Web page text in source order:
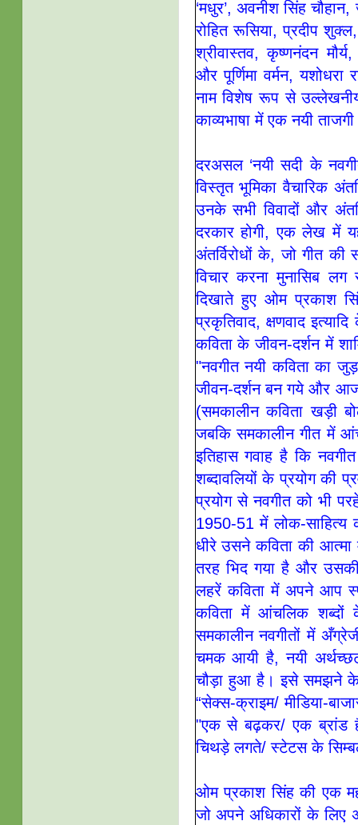
‘मधुर’, अवनीश सिंह चौहान,
रोहित रूसिया, प्रदीप
श्रीवास्तव, कृष्णनंदन
औरपूर्णिमा वर्मन,यशोधरा
नाम विशेष रूप से
काव्यभाषा में एक नयी
दरअसल ‘नयी सदी के
विस्तृत भूमिका वैचारिक
उनके सभी विवादों और
दरकार होगी, एक लेख में
अंतर्विरोधों के, जो गीत
विचार करना मुनासिब
दिखाते हुए ओम प्रकाश
प्रकृतिवाद, क्षणवाद
कविता के जीवन-दर्शन में
"नवगीत नयी कविता का
जीवन-दर्शन बन गये और
(समकालीन कविता खड़ी
जबकि समकालीन गीत में
इतिहास गवाह है कि
शब्दावलियों के प्रयोग की
प्रयोग से नवगीत को भी
1950-51 में लोक-साहित्य
धीरे उसने कविता की
तरह भिद गया है और
लहरें कविता में अपने आप
कविता में आंचलिक शब्दों
समकालीन नवगीतों में
चमक आयी है, नयी
चौड़ा हुआ है। इसे समझने के
“सेक्स-क्राइम/ मीडिया-
"एक से बढ़कर/ एक ब्रांड
चिथड़े लगते/ स्टेटस के
ओम प्रकाश सिंह की एक
जो अपने अधिकारों के लिए